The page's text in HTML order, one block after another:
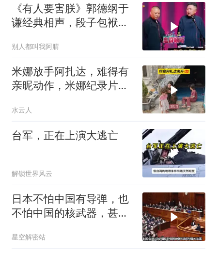
《有人要害朕》郭德纲于
谦经典相声，段子包袱满
别人都叫我阿腈
米娜放手阿扎达，难得有
亲昵动作，米娜纪录片
水云人
台军，正在上演大逃亡
解锁世界风云
日本不怕中国有导弹，也
不怕中国的核武器，甚至
星空解密站